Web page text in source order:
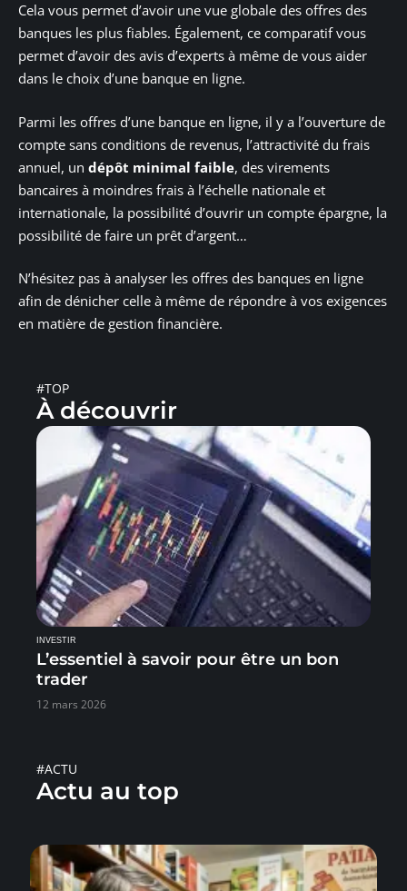
Cela vous permet d’avoir une vue globale des offres des
banques les plus fiables. Également, ce comparatif vous
permet d’avoir des avis d’experts à même de vous aider
dans le choix d’une banque en ligne.
Parmi les offres d’une banque en ligne, il y a l’ouverture de
compte sans conditions de revenus, l’attractivité du frais
annuel, un dépôt minimal faible, des virements
bancaires à moindres frais à l’échelle nationale et
internationale, la possibilité d’ouvrir un compte épargne, la
possibilité de faire un prêt d’argent…
N’hésitez pas à analyser les offres des banques en ligne
afin de dénicher celle à même de répondre à vos exigences
en matière de gestion financière.
#TOP
À découvrir
INVESTIR
L’essentiel à savoir pour être un bon
trader
12 mars 2026
#ACTU
Actu au top